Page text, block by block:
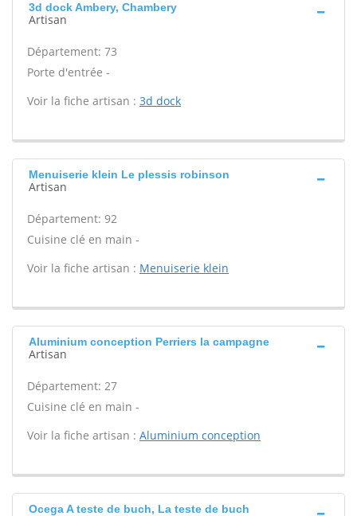
3d dock Ambery, Chambery
Artisan
Département: 73
Porte d'entrée -
Voir la fiche artisan : 3d dock
Menuiserie klein Le plessis robinson
Artisan
Département: 92
Cuisine clé en main -
Voir la fiche artisan : Menuiserie klein
Aluminium conception Perriers la campagne
Artisan
Département: 27
Cuisine clé en main -
Voir la fiche artisan : Aluminium conception
Ocega A teste de buch, La teste de buch